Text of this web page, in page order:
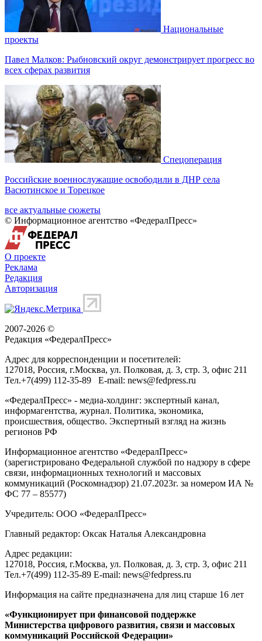
Национальные
проекты
Павел Малков: Рыбновский округ демонстрирует прогресс во
всех сферах развития
Спецоперация
Российские военнослужащие освободили в ДНР села
Васютинское и Торецкое
все актуальные сюжеты
© Информационное агентство «ФедералПресс»
О проекте
Реклама
Редакция
Авторизация
2007-2026 ©
Редакция «ФедералПресс»
Адрес для корреспонденции и посетителей:
127018, Россия, г.Москва, ул. Полковая, д. 3, стр. 3, офис 211
Тел.+7(499) 112-35-89 E-mail: news@fedpress.ru
«ФедералПресс» - медиа-холдинг: экспертный канал,
информагентства, журнал. Политика, экономика,
происшествия, общество. Экспертный взгляд на жизнь
регионов РФ
Информационное агентство «ФедералПресс»
(зарегистрировано Федеральной службой по надзору в сфере
связи, информационных технологий и массовых
коммуникаций (Роскомнадзор) 21.07.2023г. за номером ИА №
ФС 77 – 85577)
Учредитель: ООО «ФедералПресс»
Главный редактор: Оксак Наталья Александровна
Адрес редакции:
127018, Россия, г.Москва, ул. Полковая, д. 3, стр. 3, офис 211
Тел.+7(499) 112-35-89 E-mail: news@fedpress.ru
Информация на сайте предназначена для лиц старше 16 лет
«Функционирует при финансовой поддержке
Министерства цифрового развития, связи и массовых
коммуникаций Российской Федерации»